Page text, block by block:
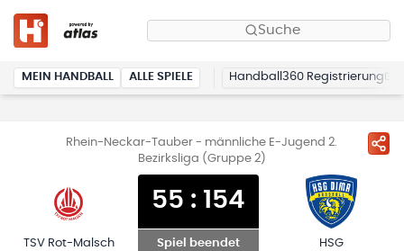
Suche
MEIN HANDBALL ALLE SPIELE Handball360 Registrierung
Rhein-Neckar-Tauber - männliche E-Jugend 2.
Bezirksliga (Gruppe 2)
TSV Rot-Malsch
55 : 154
Spiel beendet
HSG